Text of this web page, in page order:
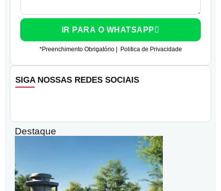
IR PARA O WHATSAPP
*Preenchimento Obrigatório | Politica de Privacidade
SIGA NOSSAS REDES SOCIAIS
Destaque